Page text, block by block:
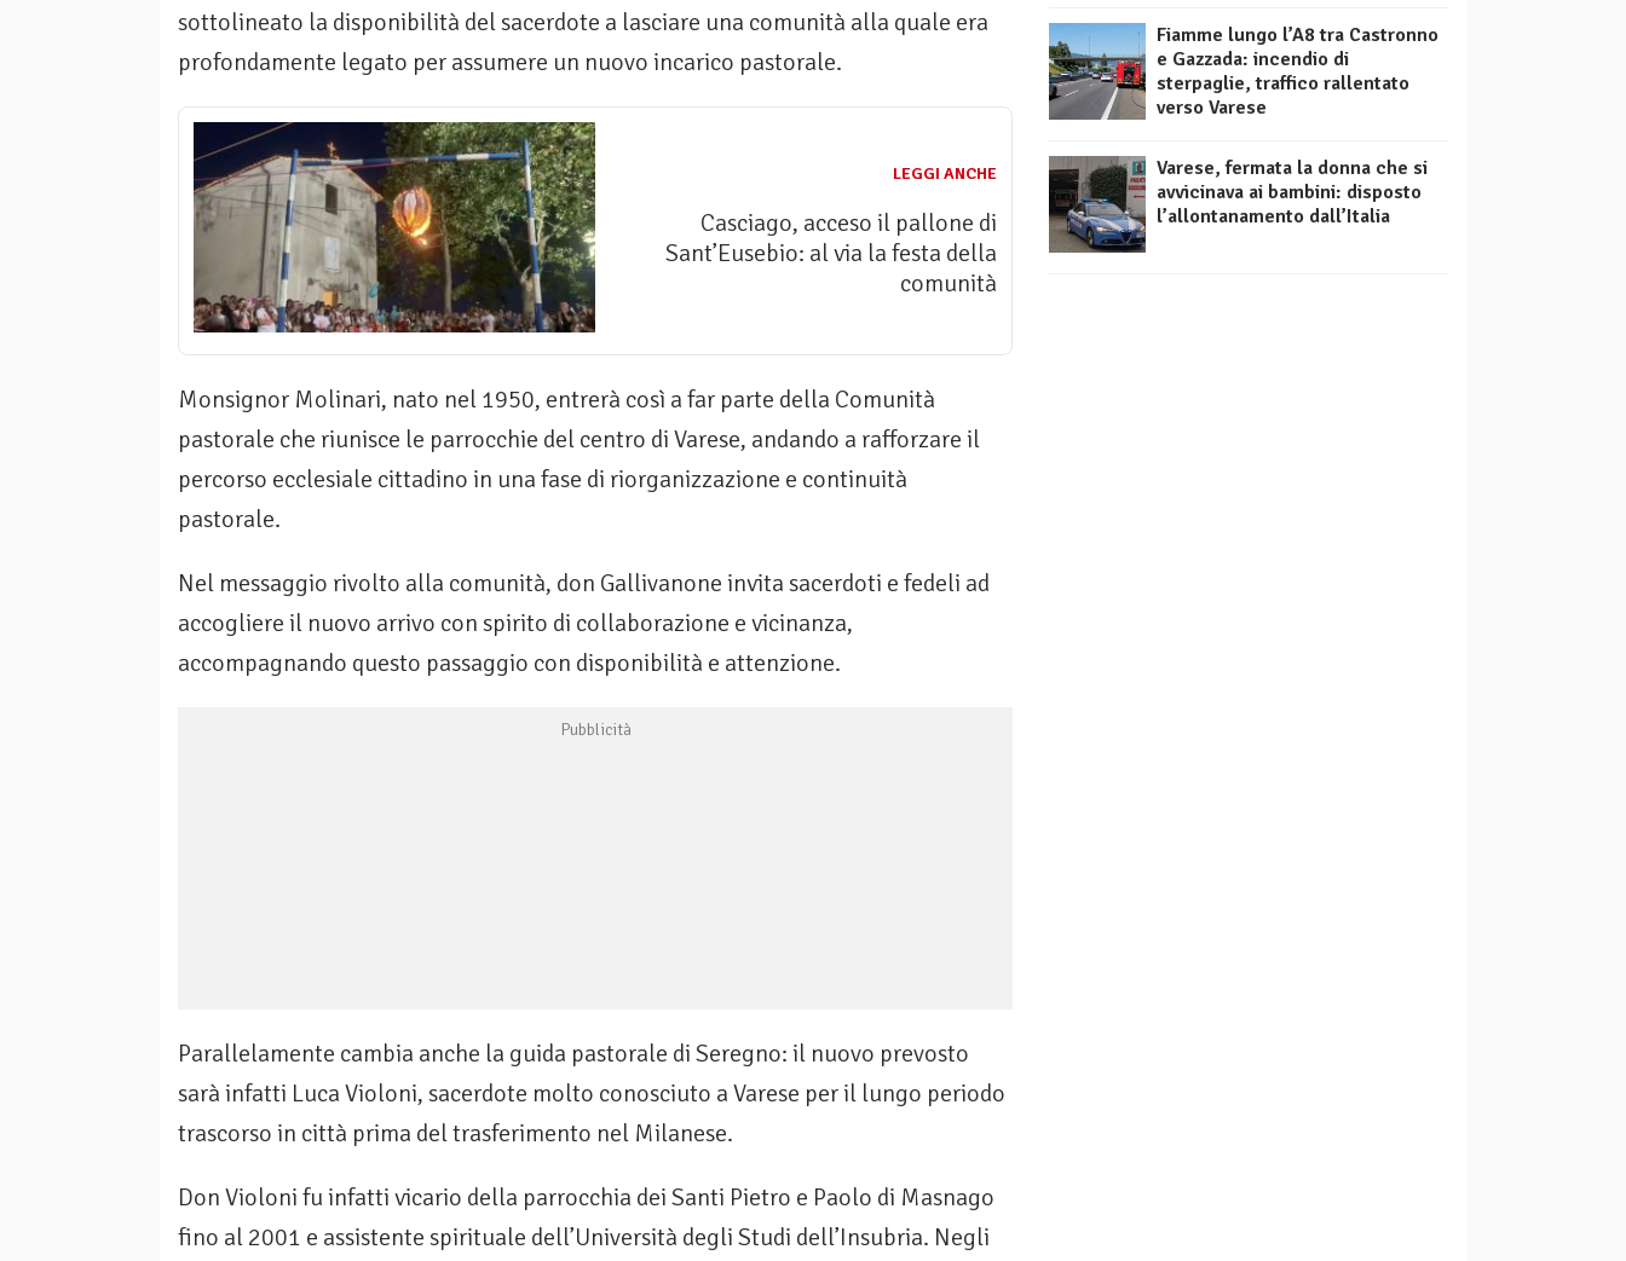
sottolineato la disponibilità del sacerdote a lasciare una comunità alla quale era
profondamente legato per assumere un nuovo incarico pastorale.
LEGGI ANCHE
Casciago, acceso il pallone di
Sant’Eusebio: al via la festa della
comunità
Monsignor Molinari, nato nel 1950, entrerà così a far parte della Comunità
pastorale che riunisce le parrocchie del centro di Varese, andando a rafforzare il
percorso ecclesiale cittadino in una fase di riorganizzazione e continuità
pastorale.
Nel messaggio rivolto alla comunità, don Gallivanone invita sacerdoti e fedeli ad
accogliere il nuovo arrivo con spirito di collaborazione e vicinanza,
accompagnando questo passaggio con disponibilità e attenzione.
Parallelamente cambia anche la guida pastorale di Seregno: il nuovo prevosto
sarà infatti Luca Violoni, sacerdote molto conosciuto a Varese per il lungo periodo
trascorso in città prima del trasferimento nel Milanese.
Don Violoni fu infatti vicario della parrocchia dei Santi Pietro e Paolo di Masnago
fino al 2001 e assistente spirituale dell’Università degli Studi dell’Insubria. Negli
Fiamme lungo l’A8 tra Castronno
e Gazzada: incendio di
sterpaglie, traffico rallentato
verso Varese
Varese, fermata la donna che si
avvicinava ai bambini: disposto
l’allontanamento dall’Italia